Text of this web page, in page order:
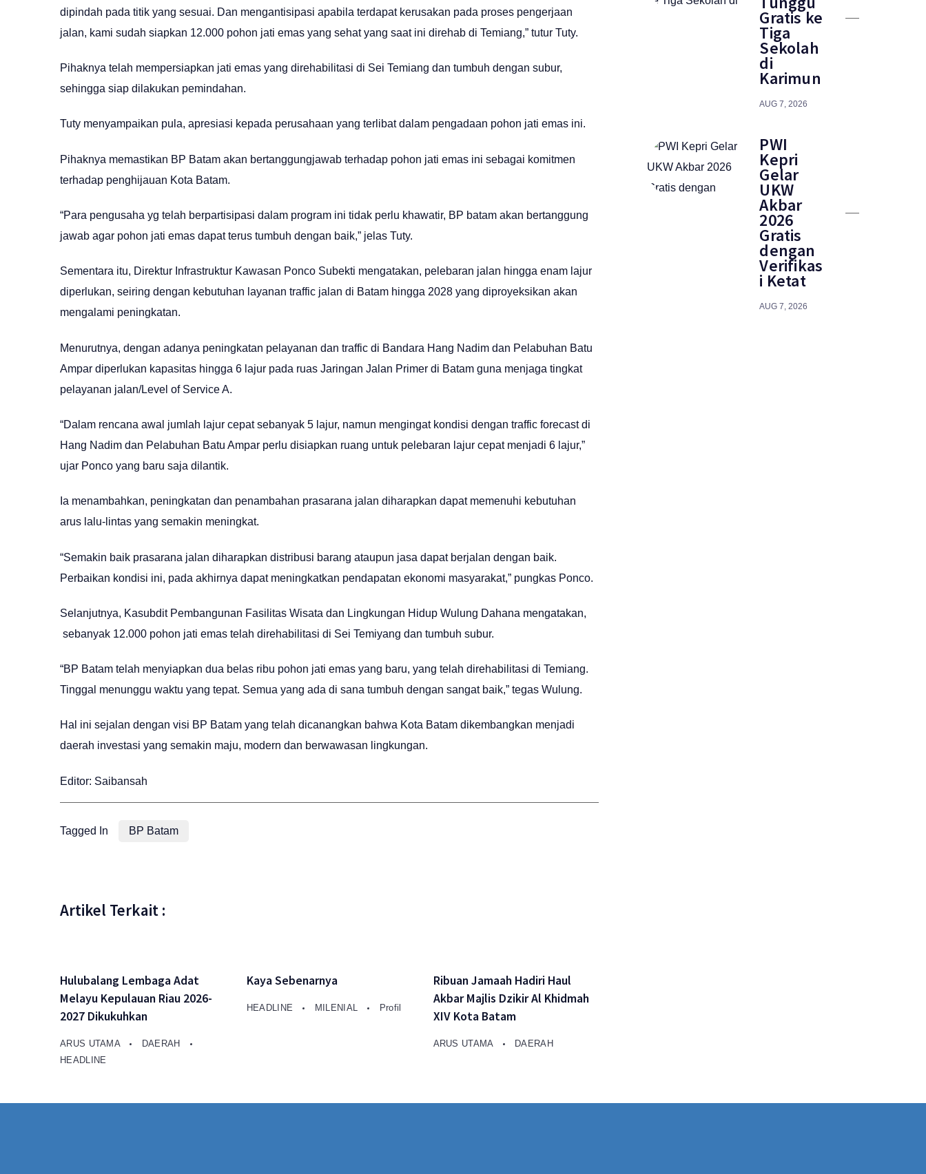
dipindah pada titik yang sesuai. Dan mengantisipasi apabila terdapat kerusakan pada proses pengerjaan
jalan, kami sudah siapkan 12.000 pohon jati emas yang sehat yang saat ini direhab di Temiang,” tutur Tuty.
Pihaknya telah mempersiapkan jati emas yang direhabilitasi di Sei Temiang dan tumbuh dengan subur,
sehingga siap dilakukan pemindahan.
Tuty menyampaikan pula, apresiasi kepada perusahaan yang terlibat dalam pengadaan pohon jati emas ini.
Pihaknya memastikan BP Batam akan bertanggungjawab terhadap pohon jati emas ini sebagai komitmen
terhadap penghijauan Kota Batam.
“Para pengusaha yg telah berpartisipasi dalam program ini tidak perlu khawatir, BP batam akan bertanggung
jawab agar pohon jati emas dapat terus tumbuh dengan baik,” jelas Tuty.
Sementara itu, Direktur Infrastruktur Kawasan Ponco Subekti mengatakan, pelebaran jalan hingga enam lajur
diperlukan, seiring dengan kebutuhan layanan traffic jalan di Batam hingga 2028 yang diproyeksikan akan
mengalami peningkatan.
Menurutnya, dengan adanya peningkatan pelayanan dan traffic di Bandara Hang Nadim dan Pelabuhan Batu
Ampar diperlukan kapasitas hingga 6 lajur pada ruas Jaringan Jalan Primer di Batam guna menjaga tingkat
pelayanan jalan/Level of Service A.
“Dalam rencana awal jumlah lajur cepat sebanyak 5 lajur, namun mengingat kondisi dengan traffic forecast di
Hang Nadim dan Pelabuhan Batu Ampar perlu disiapkan ruang untuk pelebaran lajur cepat menjadi 6 lajur,”
ujar Ponco yang baru saja dilantik.
Ia menambahkan, peningkatan dan penambahan prasarana jalan diharapkan dapat memenuhi kebutuhan
arus lalu-lintas yang semakin meningkat.
“Semakin baik prasarana jalan diharapkan distribusi barang ataupun jasa dapat berjalan dengan baik.
Perbaikan kondisi ini, pada akhirnya dapat meningkatkan pendapatan ekonomi masyarakat,” pungkas Ponco.
Selanjutnya, Kasubdit Pembangunan Fasilitas Wisata dan Lingkungan Hidup Wulung Dahana mengatakan,
sebanyak 12.000 pohon jati emas telah direhabilitasi di Sei Temiyang dan tumbuh subur.
“BP Batam telah menyiapkan dua belas ribu pohon jati emas yang baru, yang telah direhabilitasi di Temiang.
Tinggal menunggu waktu yang tepat. Semua yang ada di sana tumbuh dengan sangat baik,” tegas Wulung.
Hal ini sejalan dengan visi BP Batam yang telah dicanangkan bahwa Kota Batam dikembangkan menjadi
daerah investasi yang semakin maju, modern dan berwawasan lingkungan.
Editor: Saibansah
Tagged In BP Batam
Artikel Terkait :
Hulubalang Lembaga Adat
Melayu Kepulauan Riau 2026-
2027 Dikukuhkan
ARUS UTAMA
DAERAH
HEADLINE
Kaya Sebenarnya
HEADLINE MILENIAL Profil
Ribuan Jamaah Hadiri Haul
Akbar Majlis Dzikir Al Khidmah
XIV Kota Batam
ARUS UTAMA DAERAH
Gratis ke
Tiga
Sekolah
di
Karimun
AUG 7, 2026
PWI
Kepri
Gelar
UKW
Akbar
2026
Gratis
dengan
Verifikas
i Ketat
AUG 7, 2026